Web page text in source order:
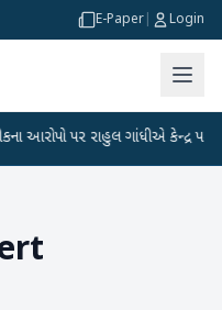
E-Paper Login
પર રાહુલ ગાંધીએ કેન્દ્ર પર